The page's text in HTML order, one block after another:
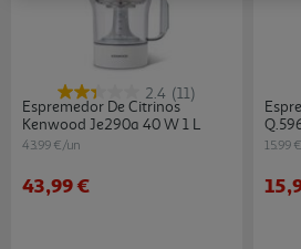
2.4 (11)
Espremedor De Citrinos
Kenwood Je290a 40 W 1 L
43.99 €/un
43,99 €
15.99